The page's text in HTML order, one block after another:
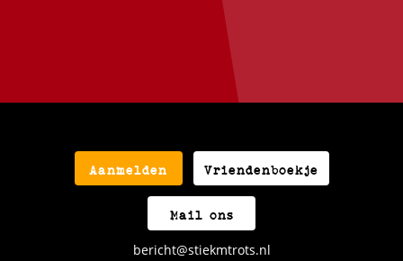
Aanmelden Vriendenboekje
Mail ons
bericht@stiekmtrots.nl